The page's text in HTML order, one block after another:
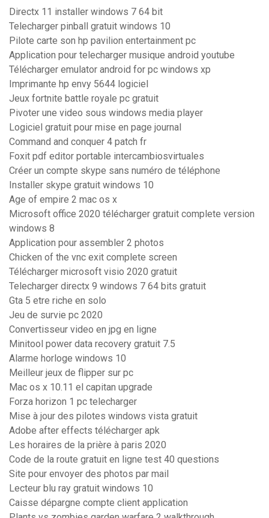
Directx 11 installer windows 7 64 bit
Telecharger pinball gratuit windows 10
Pilote carte son hp pavilion entertainment pc
Application pour telecharger musique android youtube
Télécharger emulator android for pc windows xp
Imprimante hp envy 5644 logiciel
Jeux fortnite battle royale pc gratuit
Pivoter une video sous windows media player
Logiciel gratuit pour mise en page journal
Command and conquer 4 patch fr
Foxit pdf editor portable intercambiosvirtuales
Créer un compte skype sans numéro de téléphone
Installer skype gratuit windows 10
Age of empire 2 mac os x
Microsoft office 2020 télécharger gratuit complete version
windows 8
Application pour assembler 2 photos
Chicken of the vnc exit complete screen
Télécharger microsoft visio 2020 gratuit
Telecharger directx 9 windows 7 64 bits gratuit
Gta 5 etre riche en solo
Jeu de survie pc 2020
Convertisseur video en jpg en ligne
Minitool power data recovery gratuit 7.5
Alarme horloge windows 10
Meilleur jeux de flipper sur pc
Mac os x 10.11 el capitan upgrade
Forza horizon 1 pc telecharger
Mise à jour des pilotes windows vista gratuit
Adobe after effects télécharger apk
Les horaires de la prière à paris 2020
Code de la route gratuit en ligne test 40 questions
Site pour envoyer des photos par mail
Lecteur blu ray gratuit windows 10
Caisse dépargne compte client application